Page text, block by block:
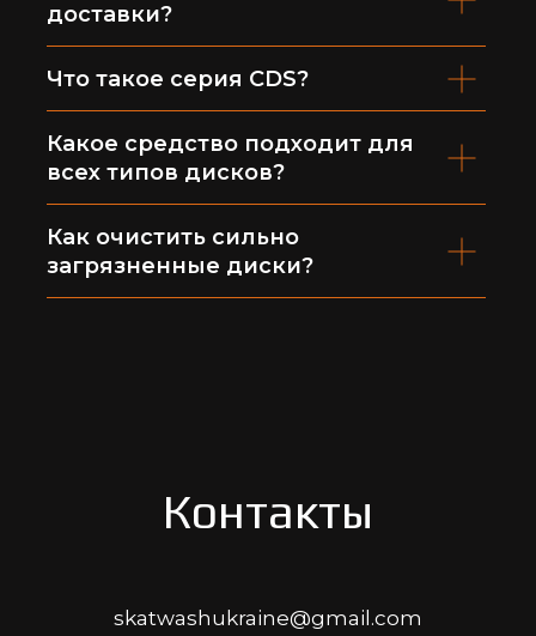
доставки?
Что такое серия CDS?
Какое средство подходит для
всех типов дисков?
Как очистить сильно
загрязненные диски?
Контакты
skatwashukraine@gmail.com